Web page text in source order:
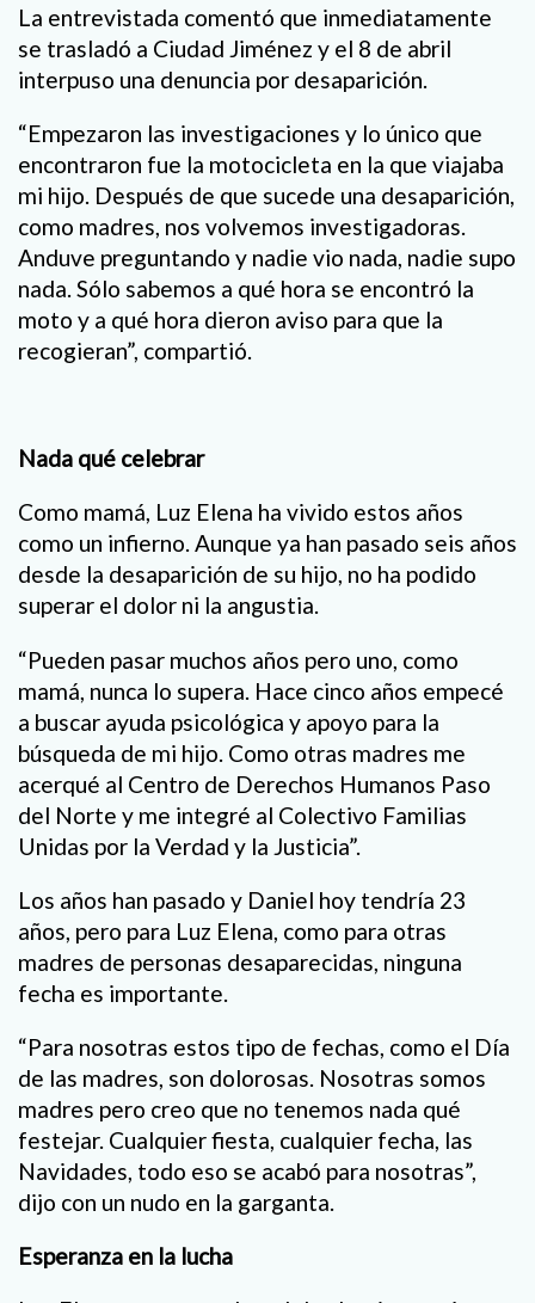
La entrevistada comentó que inmediatamente
se trasladó a Ciudad Jiménez y el 8 de abril
interpuso una denuncia por desaparición.
“Empezaron las investigaciones y lo único que
encontraron fue la motocicleta en la que viajaba
mi hijo. Después de que sucede una desaparición,
como madres, nos volvemos investigadoras.
Anduve preguntando y nadie vio nada, nadie supo
nada. Sólo sabemos a qué hora se encontró la
moto y a qué hora dieron aviso para que la
recogieran”, compartió.
Nada qué celebrar
Como mamá, Luz Elena ha vivido estos años
como un infierno. Aunque ya han pasado seis años
desde la desaparición de su hijo, no ha podido
superar el dolor ni la angustia.
“Pueden pasar muchos años pero uno, como
mamá, nunca lo supera. Hace cinco años empecé
a buscar ayuda psicológica y apoyo para la
búsqueda de mi hijo. Como otras madres me
acerqué al Centro de Derechos Humanos Paso
del Norte y me integré al Colectivo Familias
Unidas por la Verdad y la Justicia”.
Los años han pasado y Daniel hoy tendría 23
años, pero para Luz Elena, como para otras
madres de personas desaparecidas, ninguna
fecha es importante.
“Para nosotras estos tipo de fechas, como el Día
de las madres, son dolorosas. Nosotras somos
madres pero creo que no tenemos nada qué
festejar. Cualquier fiesta, cualquier fecha, las
Navidades, todo eso se acabó para nosotras”,
dijo con un nudo en la garganta.
Esperanza en la lucha